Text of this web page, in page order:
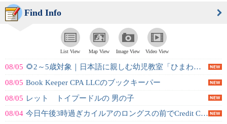
Find Info
List View Map View Image View Video View
08/05 🌻2～5歳対象｜日本語に親しむ幼児教室「ひまわりクラス」
08/05 Book Keeper CPA LLCのブックキーパー
08/05 レット トイプードルの 男の子
08/04 今日午後3時過ぎカイルアのロングスの前でCredit Card を落とされた...